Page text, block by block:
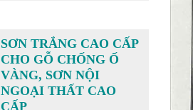
SƠN TRẮNG CAO CẤP
CHO GỖ CHỐNG Ố
VÀNG, SƠN NỘI
NGOẠI THẤT CAO
CẤP